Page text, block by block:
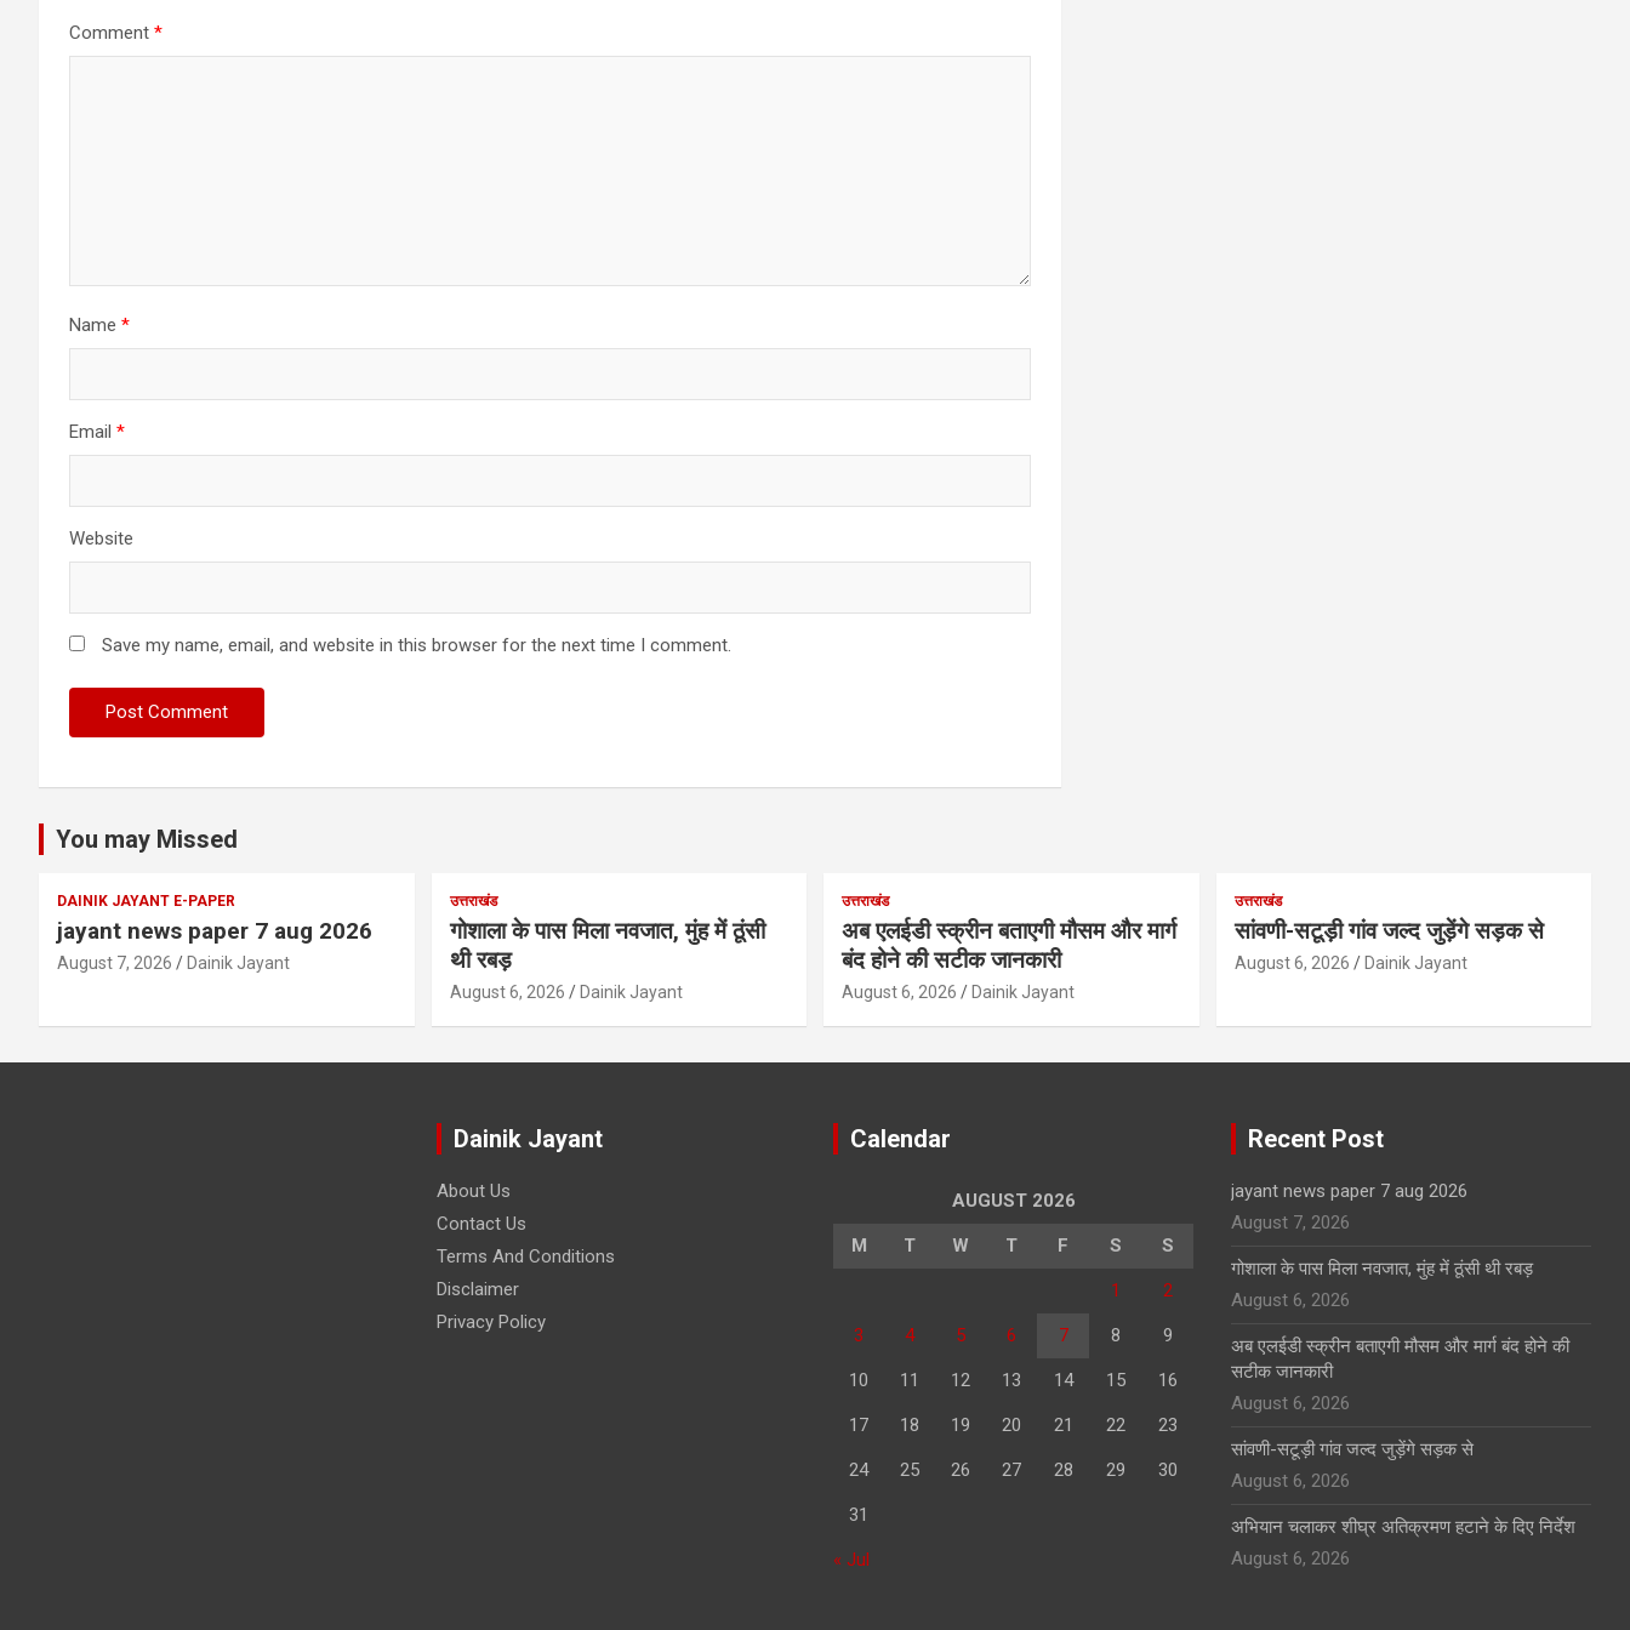
Comment *
Name *
Email *
Website
Save my name, email, and website in this browser for the next time I comment.
You may Missed
DAINIK JAYANT E-PAPER
jayant news paper 7 aug 2026
August 7, 2026 Dainik Jayant
उत्तराखंड
गोशाला के पास मिला नवजात, मुंह में ठूंसी
थी रबड़
August 6, 2026 Dainik Jayant
उत्तराखंड
अब एलईडी स्क्रीन बताएगी मौसम और मार्ग
बंद होने की सटीक जानकारी
August 6, 2026 Dainik Jayant
उत्तराखंड
सांवणी-सटूड़ी गांव जल्द जुड़ेंगे सड़क से
August 6, 2026 Dainik Jayant
Dainik Jayant
About Us
Contact Us
Terms And Conditions
Disclaimer
Privacy Policy
Calendar
AUGUST 2026
M T W T F S S
1 2
3 4 5 6 7 8 9
10 11 12 13 14 15 16
17 18 19 20 21 22 23
24 25 26 27 28 29 30
31
« Jul
Recent Post
jayant news paper 7 aug 2026
August 7, 2026
गोशाला के पास मिला नवजात, मुंह में ठूंसी थी रबड़
August 6, 2026
अब एलईडी स्क्रीन बताएगी मौसम और मार्ग बंद होने की
सटीक जानकारी
August 6, 2026
सांवणी-सटूड़ी गांव जल्द जुड़ेंगे सड़क से
August 6, 2026
अभियान चलाकर शीघ्र अतिक्रमण हटाने के दिए निर्देश
August 6, 2026